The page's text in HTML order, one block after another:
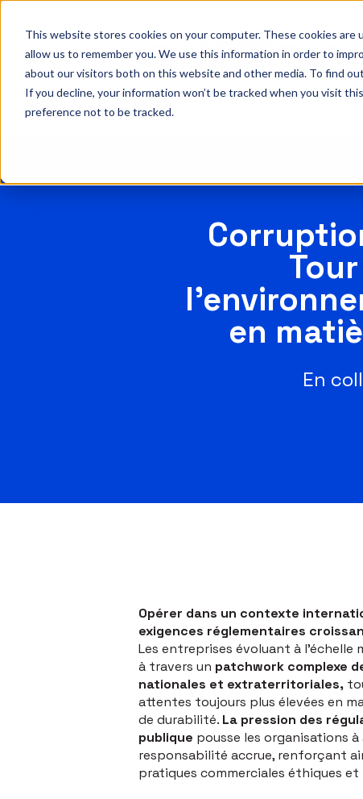
This website stores cookies on your computer. These cookies
allow us to remember you. We use this information in order to
about our visitors both on this website and other media. To find
If you decline, your information won’t be tracked when you visit
preference not to be tracked.
en
En
Opérer dans un contexte
exigences réglementaires
Les entreprises évoluant à
à travers un patchwork complexe
nationales et extraterritoriales,
attentes toujours plus élevées en
de durabilité. La pression des
publique pousse les organisations à
responsabilité accrue, renforçant
pratiques commerciales éthiques